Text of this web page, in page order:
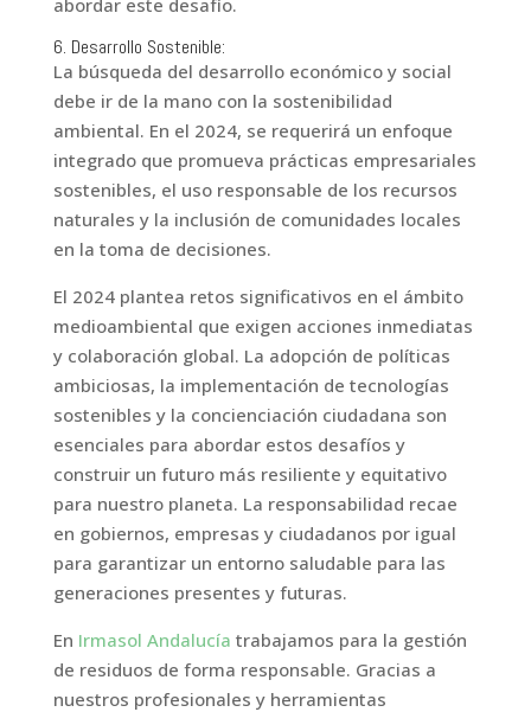
6. Desarrollo Sostenible:
La búsqueda del desarrollo económico y social
debe ir de la mano con la sostenibilidad
ambiental. En el 2024, se requerirá un enfoque
integrado que promueva prácticas empresariales
sostenibles, el uso responsable de los recursos
naturales y la inclusión de comunidades locales
en la toma de decisiones.
El 2024 plantea retos significativos en el ámbito
medioambiental que exigen acciones inmediatas
y colaboración global. La adopción de políticas
ambiciosas, la implementación de tecnologías
sostenibles y la concienciación ciudadana son
esenciales para abordar estos desafíos y
construir un futuro más resiliente y equitativo
para nuestro planeta. La responsabilidad recae
en gobiernos, empresas y ciudadanos por igual
para garantizar un entorno saludable para las
generaciones presentes y futuras.
En Irmasol Andalucía trabajamos para la gestión
de residuos de forma responsable. Gracias a
nuestros profesionales y herramientas